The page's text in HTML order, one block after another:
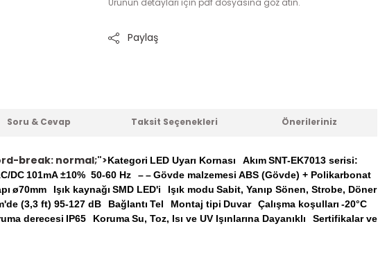
Ürünün detayları için pdf dosyasına göz atın.
Paylaş
Soru & Cevap Taksit Seçenekleri Önerileriniz
break: normal;">Kategori LED Uyarı Kornası AkımSNT-EK7013 serisi:
DC 101mA ±10% 50-60 Hz ––Gövde malzemesi ABS (Gövde) + Polikarbonat
ø70mm Işık kaynağı SMD LED'i Işık modu Sabit, Yanıp Sönen, Strobe, Döner
(3,3 ft) 95-127 dB
Bağlantı Tel Montaj tipi Duvar Çalışma koşulları -20°C
derecesi IP65 KorumaSu, Toz, Isı ve UV Işınlarına Dayanıklı Sertifikalar ve